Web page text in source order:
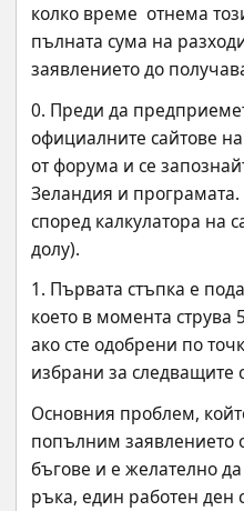
колко време  отнема
пълната сума на
заявлението до
0. Преди да
официалните сайтове
от форума и се
Зеландия и
според калкулатора на
долу).
1. Първата стъпка е
което в момента струва
ако сте одобрени по
избрани за следващите
Основния проблем,
попълним
бъгове и е желателно
ръка, един работен ден